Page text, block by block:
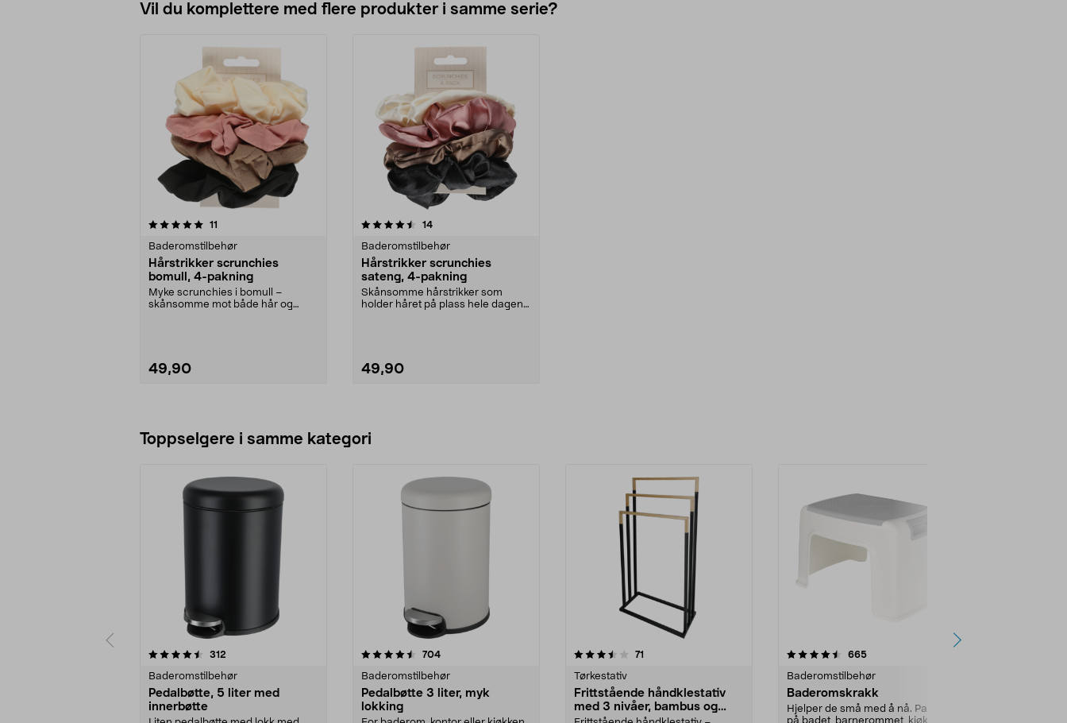
Vil du komplettere med flere produkter i samme serie?
11
Baderomstilbehør
Hårstrikker scrunchies
bomull, 4-pakning
Myke scrunchies i bomull –
skånsomme mot både hår og
49,90
4.5av 5 stjerner 14anmeldelser
Baderomstilbehør
Hårstrikker scrunchies
sateng, 4-pakning
Skånsomme hårstrikker som
holder håret på plass hele dagen.
49,90
Toppselgere i samme kategori
312
Baderomstilbehør
Pedalbøtte, 5 liter med
innerbøtte
4.5 av 5 stjerner 704anmeldelser
Baderomstilbehør
Pedalbøtte 3 liter, myk
lokking
3.5 av 5 stjerner 71
Tørkestativ
Frittstående håndklestativ
med 3 nivåer, bambus og
svart metall
4.5 av 5 stjerner 665anmeldelser
Baderomstilbehør
Baderomskrakk
Hjelper de små med å nå. Passer
på badet, barnerommet, kjøkkenet
3.5 av 5 stjerner